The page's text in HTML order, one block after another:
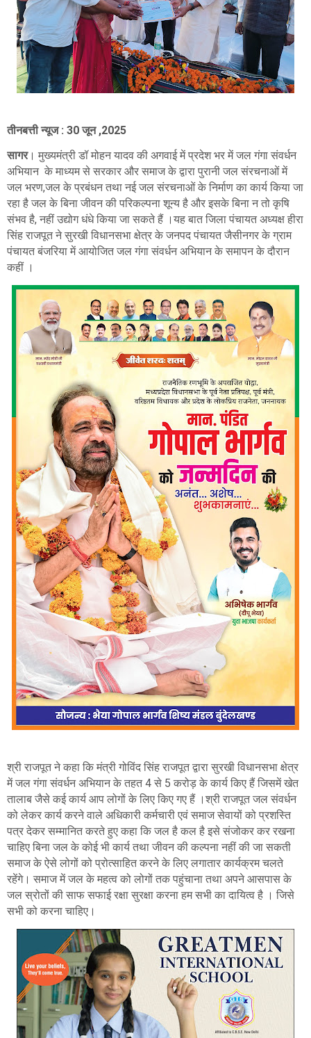
तीनबत्ती न्यूज : 30 जून ,2025
सागर। मुख्यमंत्री डॉ मोहन यादव की अगवाई में प्रदेश भर में जल गंगा संवर्धन
अभियान के माध्यम से सरकार और समाज के द्वारा पुरानी जल संरचनाओं में
जल भरण,जल के प्रबंधन तथा नई जल संरचनाओं के निर्माण का कार्य किया जा
रहा है जल के बिना जीवन की परिकल्पना शून्य है और इसके बिना न तो कृषि
संभव है, नहीं उद्योग धंधे किया जा सकते हैं ।यह बात जिला पंचायत अध्यक्ष हीरा
सिंह राजपूत ने सुरखी विधानसभा क्षेत्र के जनपद पंचायत जैसीनगर के ग्राम
पंचायत बंजरिया में आयोजित जल गंगा संवर्धन अभियान के समापन के दौरान
कहीं ।
श्री राजपूत ने कहा कि मंत्री गोविंद सिंह राजपूत द्वारा सुरखी विधानसभा क्षेत्र
में जल गंगा संवर्धन अभियान के तहत 4 से 5 करोड़ के कार्य किए हैं जिसमें खेत
तालाब जैसे कई कार्य आप लोगों के लिए किए गए हैं ।श्री राजपूत जल संवर्धन
को लेकर कार्य करने वाले अधिकारी कर्मचारी एवं समाज सेवायों को प्रशस्ति
पत्र देकर सम्मानित करते हुए कहा कि जल है कल है इसे संजोकर कर रखना
चाहिए बिना जल के कोई भी कार्य तथा जीवन की कल्पना नहीं की जा सकती
समाज के ऐसे लोगों को प्रोत्साहित करने के लिए लगातार कार्यक्रम चलते
रहेंगे। समाज में जल के महत्व को लोगों तक पहुंचाना तथा अपने आसपास के
जल स्रोतों की साफ सफाई रक्षा सुरक्षा करना हम सभी का दायित्व है । जिसे
सभी को करना चाहिए।